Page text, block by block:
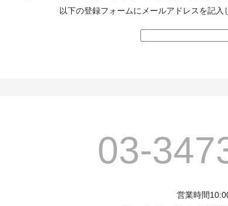
以下の登録フォームにメールアドレスを記入
03-
営業時間